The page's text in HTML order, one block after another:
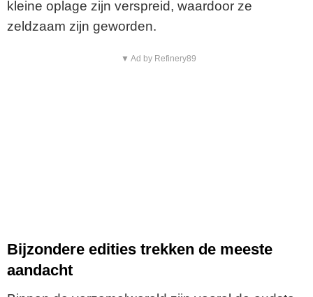
kleine oplage zijn verspreid, waardoor ze
zeldzaam zijn geworden.
▼ Ad by Refinery89
Bijzondere edities trekken de meeste
aandacht